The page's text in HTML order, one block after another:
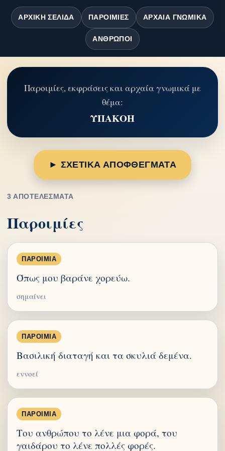
ΑΡΧΙΚΉ ΣΕΛΊΔΑ ΠΑΡΟΙΜΊΕΣ ΑΡΧΑΊΑ ΓΝΩΜΙΚΆ
ΆΝΘΡΩΠΟΙ
Παροιμίες, εκφράσεις και αρχαία γνωμικά με
θέμα:
ΥΠΑΚΟΗ
► ΣΧΕΤΙΚΑ ΑΠΟΦΘΕΓΜΑΤΑ
3 ΑΠΟΤΕΛΈΣΜΑΤΑ
Παροιμίες
ΠΑΡΟΙΜΊΑ
Όπως μου βαράνε χορεύω.
σημαίνει
ΠΑΡΟΙΜΊΑ
Βασιλική διαταγή και τα σκυλιά δεμένα.
εννοεί
ΠΑΡΟΙΜΊΑ
Του ανθρώπου το λένε μια φορά, του
γαιδάρου το λένε πολλές φορές.